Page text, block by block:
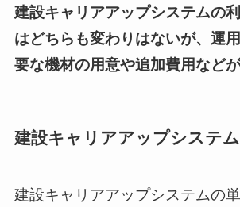
建設キャリアアップシステムの
はどちらも変わりはないが、運
要な機材の用意や追加費用などが
建設キャリアアップシステ
建設キャリアアップシステムの単